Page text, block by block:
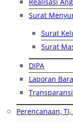
Surat
Surat
Surat
DIPA
Laporan
Perencanaan,